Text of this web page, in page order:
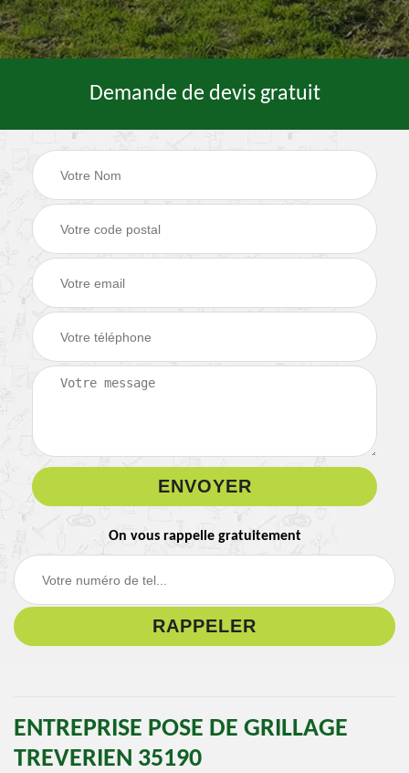
Demande de devis gratuit
On vous rappelle gratuitement
ENTREPRISE POSE DE GRILLAGE
TREVERIEN 35190